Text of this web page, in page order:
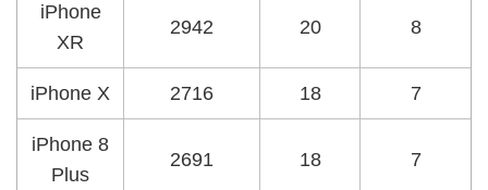
iPhone
XR
2942 20 8
iPhone X 2716 18 7
iPhone 8
Plus
2691 18 7